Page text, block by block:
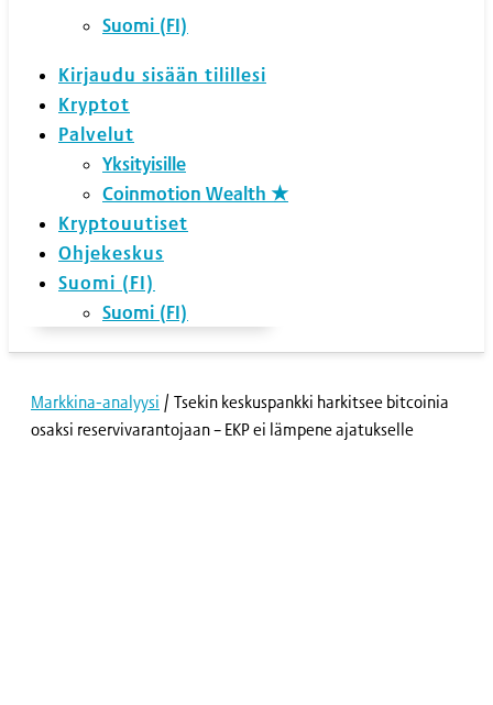
Suomi (FI)
Kirjaudu sisään tilillesi
Kryptot
Palvelut
Yksityisille
Coinmotion Wealth ★
Kryptouutiset
Ohjekeskus
Suomi (FI)
Suomi (FI)
Markkina-analyysi / Tsekin keskuspankki harkitsee bitcoinia
osaksi reservivarantojaan – EKP ei lämpene ajatukselle